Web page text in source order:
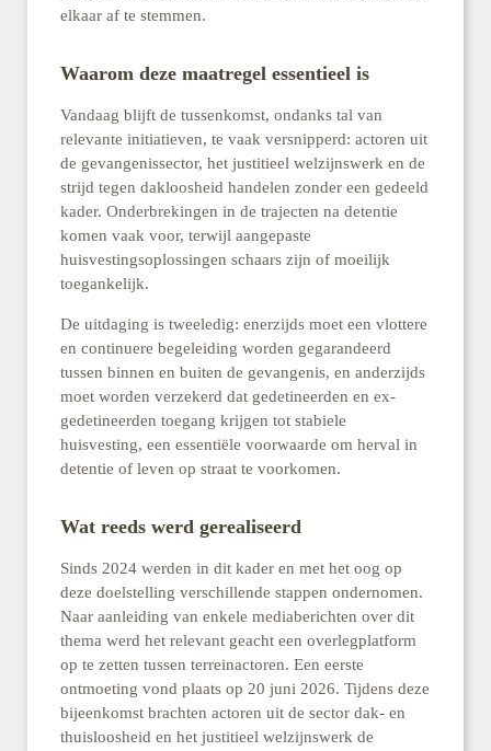
elkaar af te stemmen.
Waarom deze maatregel essentieel is
Vandaag blijft de tussenkomst, ondanks tal van
relevante initiatieven, te vaak versnipperd: actoren uit
de gevangenissector, het justitieel welzijnswerk en de
strijd tegen dakloosheid handelen zonder een gedeeld
kader. Onderbrekingen in de trajecten na detentie
komen vaak voor, terwijl aangepaste
huisvestingsoplossingen schaars zijn of moeilijk
toegankelijk.
De uitdaging is tweeledig: enerzijds moet een vlottere
en continuere begeleiding worden gegarandeerd
tussen binnen en buiten de gevangenis, en anderzijds
moet worden verzekerd dat gedetineerden en ex-
gedetineerden toegang krijgen tot stabiele
huisvesting, een essentiële voorwaarde om herval in
detentie of leven op straat te voorkomen.
Wat reeds werd gerealiseerd
Sinds 2024 werden in dit kader en met het oog op
deze doelstelling verschillende stappen ondernomen.
Naar aanleiding van enkele mediaberichten over dit
thema werd het relevant geacht een overlegplatform
op te zetten tussen terreinactoren. Een eerste
ontmoeting vond plaats op 20 juni 2026. Tijdens deze
bijeenkomst brachten actoren uit de sector dak- en
thuisloosheid en het justitieel welzijnswerk de